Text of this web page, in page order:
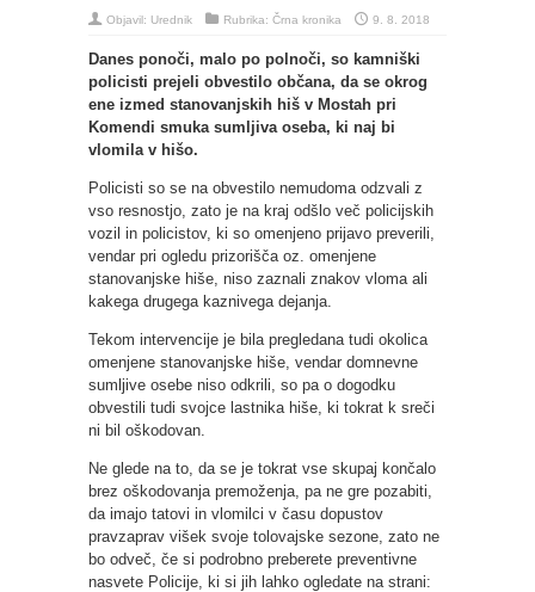
Objavil: Urednik Rubrika: Črna kronika 9. 8. 2018
Danes ponoči, malo po polnoči, so kamniški
policisti prejeli obvestilo občana, da se okrog
ene izmed stanovanjskih hiš v Mostah pri
Komendi smuka sumljiva oseba, ki naj bi
vlomila v hišo.
Policisti so se na obvestilo nemudoma odzvali z
vso resnostjo, zato je na kraj odšlo več policijskih
vozil in policistov, ki so omenjeno prijavo preverili,
vendar pri ogledu prizorišča oz. omenjene
stanovanjske hiše, niso zaznali znakov vloma ali
kakega drugega kaznivega dejanja.
Tekom intervencije je bila pregledana tudi okolica
omenjene stanovanjske hiše, vendar domnevne
sumljive osebe niso odkrili, so pa o dogodku
obvestili tudi svojce lastnika hiše, ki tokrat k sreči
ni bil oškodovan.
Ne glede na to, da se je tokrat vse skupaj končalo
brez oškodovanja premoženja, pa ne gre pozabiti,
da imajo tatovi in vlomilci v času dopustov
pravzaprav višek svoje tolovajske sezone, zato ne
bo odveč, če si podrobno preberete preventivne
nasvete Policije, ki si jih lahko ogledate na strani: